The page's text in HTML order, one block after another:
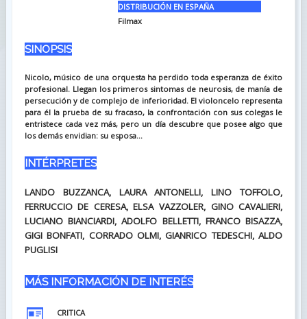
DISTRIBUCIÓN EN ESPAÑA
Filmax
SINOPSIS
Nicolo, músico de una orquesta ha perdido toda esperanza de éxito
profesional. Llegan los primeros sintomas de neurosis, de manía de
persecución y de complejo de inferioridad. El violoncelo representa
para él la prueba de su fracaso, la confrontación con sus colegas le
entristece cada vez más, pero un día descubre que posee algo que
los demás envidian: su esposa...
INTÉRPRETES
LANDO BUZZANCA, LAURA ANTONELLI, LINO TOFFOLO,
FERRUCCIO DE CERESA, ELSA VAZZOLER, GINO CAVALIERI,
LUCIANO BIANCIARDI, ADOLFO BELLETTI, FRANCO BISAZZA,
GIGI BONFATI, CORRADO OLMI, GIANRICO TEDESCHI, ALDO
PUGLISI
MÁS INFORMACIÓN DE INTERÉS
CRITICA